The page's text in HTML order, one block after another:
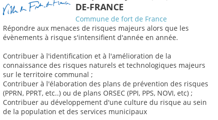
DE-FRANCE
Commune de fort de France
Répondre aux menaces de risques majeurs alors que les
évènements à risque s'intensifient d'année en année.
Contribuer à l'identification et à l'amélioration de la
connaissance des risques naturels et technologiques majeurs
sur le territoire communal ;
Contribuer à l'élaboration des plans de prévention des risques
(PPRN, PPRT, etc..) ou de plans ORSEC (PPI, PPS, NOVI, etc) ;
Contribuer au développement d'une culture du risque au sein
de la population et des services municipaux